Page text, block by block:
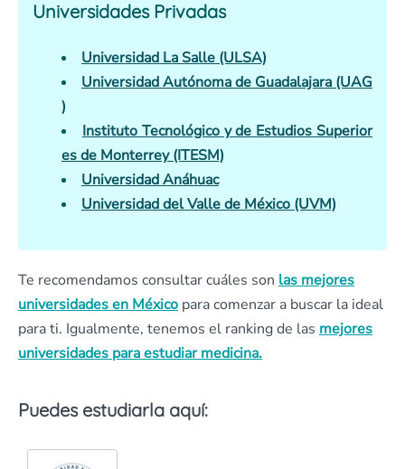
Universidades Privadas
Universidad La Salle (ULSA)
Universidad Autónoma de Guadalajara (UAG
)
Instituto Tecnológico y de Estudios Superior
es de Monterrey (ITESM)
Universidad Anáhuac
Universidad del Valle de México (UVM)
Te recomendamos consultar cuáles son las mejores
universidades en México para comenzar a buscar la ideal
para ti. Igualmente, tenemos el ranking de las mejores
universidades para estudiar medicina.
Puedes estudiarla aquí: